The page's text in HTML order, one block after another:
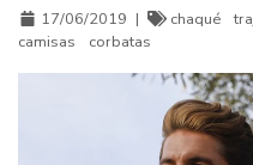
17/06/2019 | chaqué
camisas
corbatas